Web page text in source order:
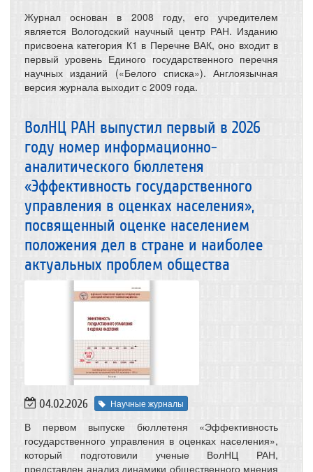
Журнал основан в 2008 году, его учредителем
является Вологодский научный центр РАН. Изданию
присвоена категория К1 в Перечне ВАК, оно входит в
первый уровень Единого государственного перечня
научных изданий («Белого списка»). Англоязычная
версия журнала выходит с 2009 года.
ВолНЦ РАН выпустил первый в 2026
году номер информационно-
аналитического бюллетеня
«Эффективность государственного
управления в оценках населения»,
посвященный оценке населением
положения дел в стране и наиболее
актуальных проблем общества
04.02.2026 Научные журналы
В первом выпуске бюллетеня «Эффективность
государственного управления в оценках населения»,
который подготовили ученые ВолНЦ РАН,
представлен анализ динамики общественного мнения